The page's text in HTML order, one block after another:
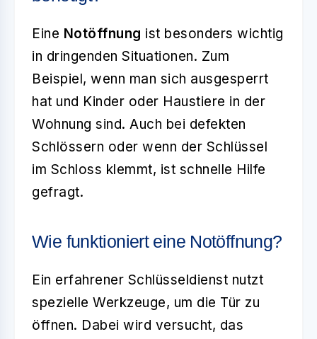
Eine Notöffnung ist besonders wichtig
in dringenden Situationen. Zum
Beispiel, wenn man sich ausgesperrt
hat und Kinder oder Haustiere in der
Wohnung sind. Auch bei defekten
Schlössern oder wenn der Schlüssel
im Schloss klemmt, ist schnelle Hilfe
gefragt.
Wie funktioniert eine Notöffnung?
Ein erfahrener Schlüsseldienst nutzt
spezielle Werkzeuge, um die Tür zu
öffnen. Dabei wird versucht, das